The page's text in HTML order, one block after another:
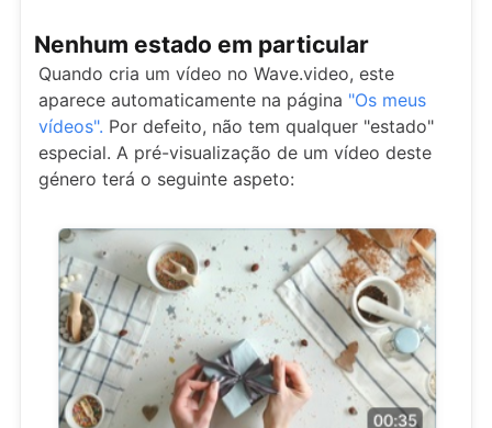
Nenhum estado em particular
Quando cria um vídeo no Wave.video, este
aparece automaticamente na página "Os meus
vídeos". Por defeito, não tem qualquer "estado"
especial. A pré-visualização de um vídeo deste
género terá o seguinte aspeto: